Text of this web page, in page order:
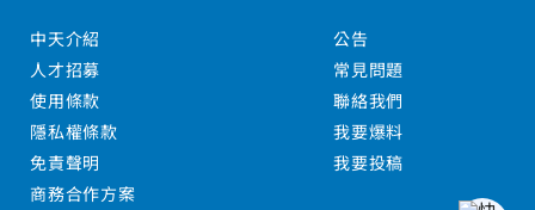
中天介紹
人才招募
使用條款
隱私權條款
免責聲明
商務合作方案
公告
常見問題
聯絡我們
我要爆料
我要投稿